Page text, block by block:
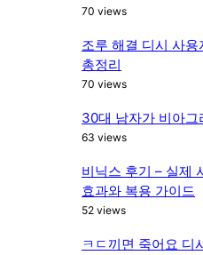
70 views
조루 해결 디시 사
총정리
70 views
30대 남자가 비아그
63 views
비닉스 후기 – 실제
효과와 복용 가이드
52 views
ㅋㄷ끼면 죽어요 디